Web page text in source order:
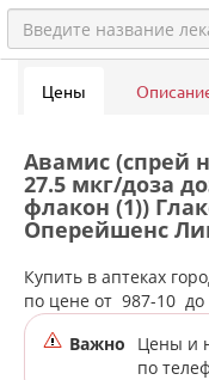
Цены
Авамис (спрей
27.5 мкг/доза
флакон (1))
Оперейшенс
города
Купить в аптеках
по цене от 987-10 до
Важно
Цены и
по